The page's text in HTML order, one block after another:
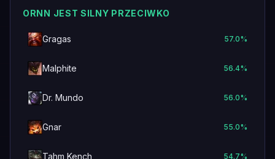
ORNN JEST SILNY PRZECIWKO
Gragas 57.0%
Malphite 56.4%
Dr. Mundo 56.0%
Gnar 55.0%
Tahm Kench 54.7%